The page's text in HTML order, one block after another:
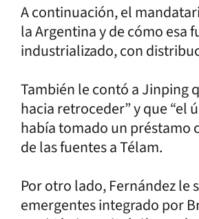
A continuación, el
la Argentina y de cómo esa
industrializado, con
También le contó a Jinping
hacia retroceder” y que “el
había tomado un préstamo
de las fuentes a Télam.
Por otro lado, Fernández
emergentes integrado por